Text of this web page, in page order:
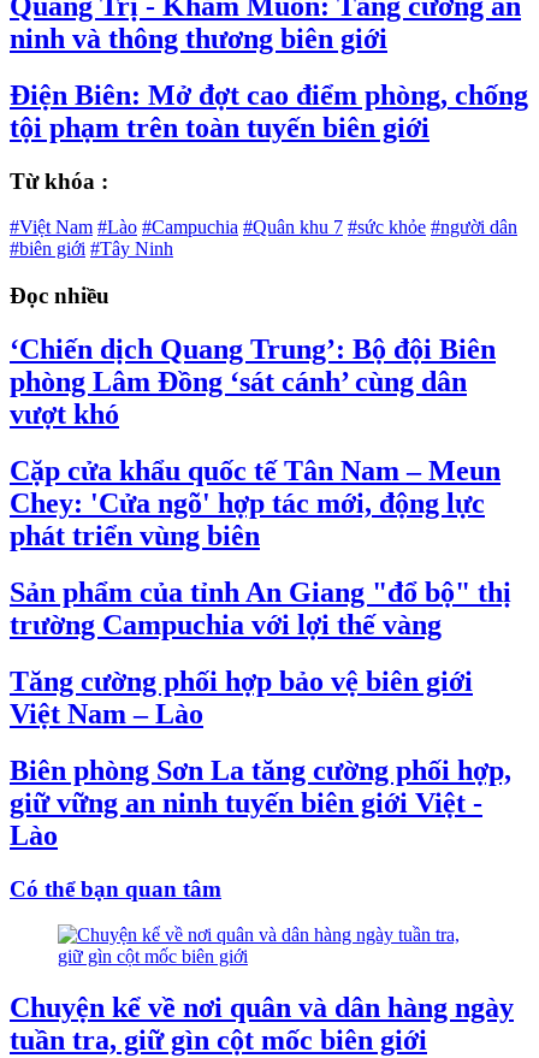
ninh và thông thương biên giới
Điện Biên: Mở đợt cao điểm phòng, chống
tội phạm trên toàn tuyến biên giới
Từ khóa :
#Việt Nam #Lào #Campuchia #Quân khu 7 #sức khỏe #người dân
#biên giới #Tây Ninh
Đọc nhiều
‘Chiến dịch Quang Trung’: Bộ đội Biên
phòng Lâm Đồng ‘sát cánh’ cùng dân
vượt khó
Cặp cửa khẩu quốc tế Tân Nam – Meun
Chey: 'Cửa ngõ' hợp tác mới, động lực
phát triển vùng biên
Sản phẩm của tỉnh An Giang "đổ bộ" thị
trường Campuchia với lợi thế vàng
Tăng cường phối hợp bảo vệ biên giới
Việt Nam – Lào
Biên phòng Sơn La tăng cường phối hợp,
giữ vững an ninh tuyến biên giới Việt -
Lào
Có thể bạn quan tâm
Chuyện kể về nơi quân và dân hàng ngày
tuần tra, giữ gìn cột mốc biên giới